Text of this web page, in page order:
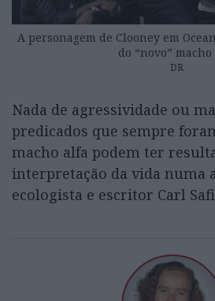
A personagem de Clooney em
do “novo”
DR
Nada de agressividade ou
predicados que sempre
macho alfa podem ter
interpretação da vida numa
ecologista e escritor Carl